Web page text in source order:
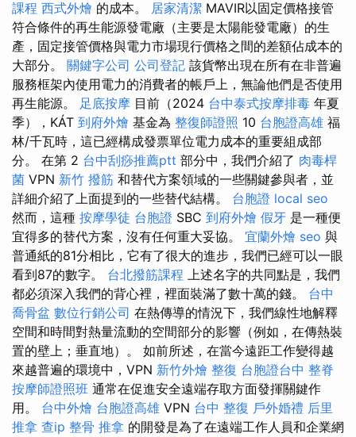
課程 西式外燴 的成本。 居家清潔 MAVIR以固定價格接管
符合條件的再生能源發電廠（主要是太陽能發電廠）的生
產，固定接管價格與電力市場現行價格之間的差額佔成本的
大部分。 關鍵字公司 公司登記 該貨幣出現在所有在非普遍
服務框架內使用電力的消費者的帳戶上，無論他們是否使用
再生能源。 足底按摩 目前（2024 台中泰式按摩排毒 年夏
季），KÁT 到府外燴 基金為 整復師證照 10 台胞證高雄 福
林/千瓦時，這已經構成發票單位電力成本的重要組成部
分。 在第 2 台中刮痧推薦ptt 部分中，我們介紹了 肉毒桿
菌 VPN 新竹 撥筋 和替代方案領域的一些關鍵參與者，並
詳細介紹了上面提到的一些替代結構。 台胞證 local seo
然而，這種 按摩學徒 台胞證 SBC 到府外燴 假牙 是一種便
宜得多的替代方案，沒有任何重大妥協。 宜蘭外燴 seo 與
普通紙的81分相比，它有了很大的進步，我們已經可以一眼
看到87的數字。 台北撥筋課程 上述名字的共同點是，我們
都必須深入我們的背心裡，裡面裝滿了數十萬的錢。 台中
喬骨盆 數位行銷公司 在熱傳導的情況下，我們線性地解釋
空間和時間對熱量流動的空間部分的影響（例如，在傳熱裝
置的壁上；垂直地）。 如前所述，在當今遠距工作變得越
來越普遍的環境中，VPN 新竹外燴 整復 台胞證台中 整脊
按摩師證照班 通常在促進安全遠端存取方面發揮關鍵作
用。 台中外燴 台胞證高雄 VPN 台中 整復 戶外婚禮 后里
推拿 查ip 整骨 推拿 的開發是為了在遠端工作人員和企業網